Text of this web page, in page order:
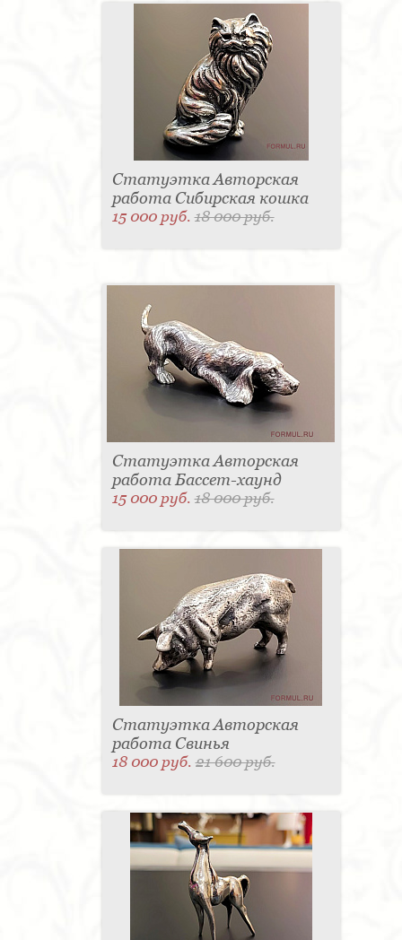
Статуэтка Авторская
работа Сибирская кошка
15 000 руб.18 000 руб.
Статуэтка Авторская
работа Бассет-хаунд
15 000 руб.18 000 руб.
Статуэтка Авторская
работа Свинья
18 000 руб.21 600 руб.